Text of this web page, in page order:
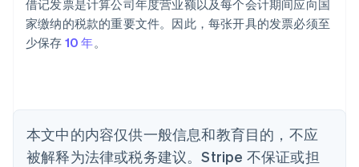
借记发票是计算公司年度营业额以及每个会计期间应向国
家缴纳的税款的重要文件。因此，每张开具的发票必须至
少保存 10 年。
本文中的内容仅供一般信息和教育目的，不应
被解释为法律或税务建议。Stripe 不保证或担
保加利亚
English
比利时
丹麦
English
德国
DeutschEnglish